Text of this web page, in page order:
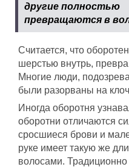
другие полностью
превращаются в
Считается, что
шерстью внутрь,
Многие люди,
были разорваны на
Иногда оборотня
оборотни отличаются
сросшиеся брови и
руке имеет такую же
волосами. Традиционно